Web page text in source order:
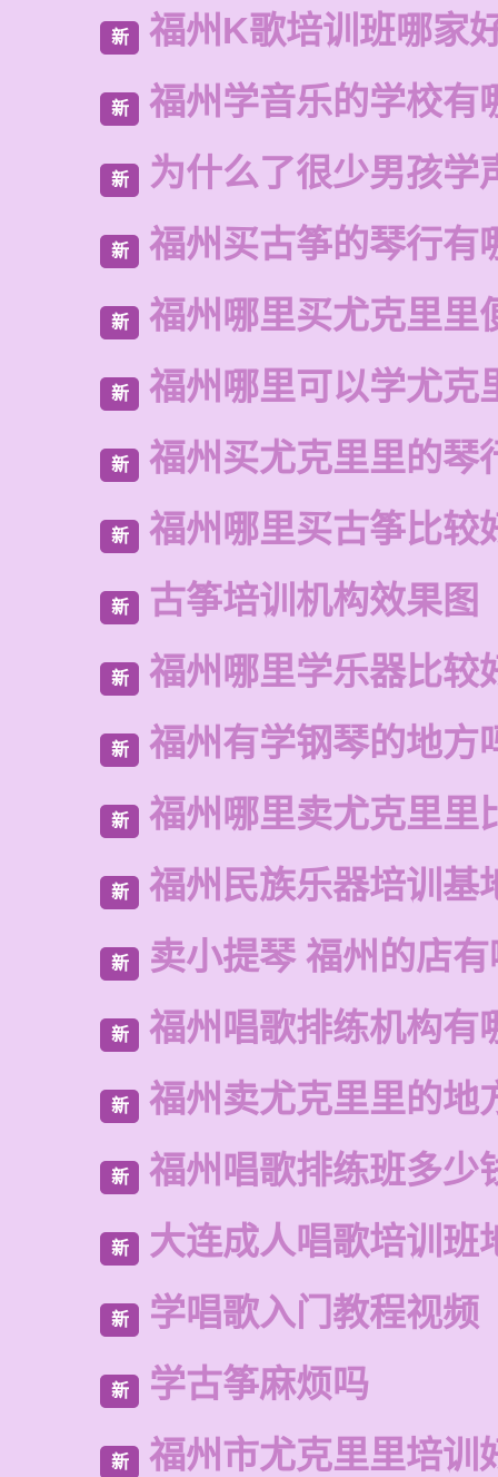
新 福州K歌培训班哪家
新 福州学音乐的学校有
新 为什么了很少男孩学
新 福州买古筝的琴行有
新 福州哪里买尤克里里
新 福州哪里可以学尤克
新 福州买尤克里里的琴
新 福州哪里买古筝比较
新 古筝培训机构效果图
新 福州哪里学乐器比较
新 福州有学钢琴的地方
新 福州哪里卖尤克里里
新 福州民族乐器培训基
新 卖小提琴 福州的店
新 福州唱歌排练机构有
新 福州卖尤克里里的地
新 福州唱歌排练班多少
新 大连成人唱歌培训班
新 学唱歌入门教程视频
新 学古筝麻烦吗
新 福州市尤克里里培训